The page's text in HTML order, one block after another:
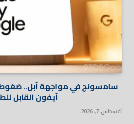
سامسونج في مواجهة آبل.. ضغوط
آيفون القابل
أغسطس 7, 2026